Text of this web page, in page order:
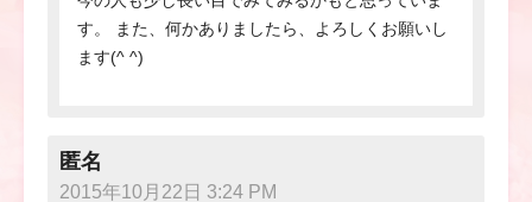
す。 また、何かありましたら、よろしくお願いし
ます(^ ^)
匿名
2015年10月22日 3:24 PM